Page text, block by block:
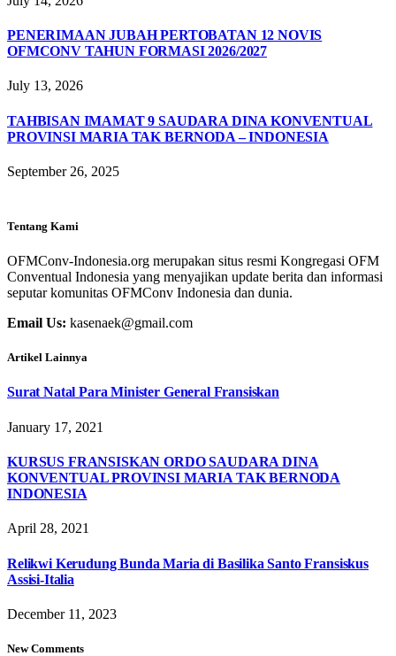
PENERIMAAN JUBAH PERTOBATAN 12 NOVIS
OFMCONV TAHUN FORMASI 2026/2027
July 13, 2026
TAHBISAN IMAMAT 9 SAUDARA DINA KONVENTUAL
PROVINSI MARIA TAK BERNODA – INDONESIA
September 26, 2025
Tentang Kami
OFMConv-Indonesia.org merupakan situs resmi Kongregasi OFM
Conventual Indonesia yang menyajikan update berita dan informasi
seputar komunitas OFMConv Indonesia dan dunia.
Email Us: kasenaek@gmail.com
Artikel Lainnya
Surat Natal Para Minister General Fransiskan
January 17, 2021
KURSUS FRANSISKAN ORDO SAUDARA DINA
KONVENTUAL PROVINSI MARIA TAK BERNODA
INDONESIA
April 28, 2021
Relikwi Kerudung Bunda Maria di Basilika Santo Fransiskus
Assisi-Italia
December 11, 2023
New Comments